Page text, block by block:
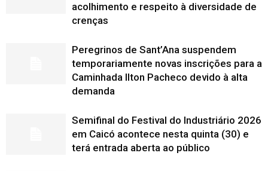
acolhimento e respeito à diversidade de
crenças
Peregrinos de Sant’Ana suspendem
temporariamente novas inscrições para a
Caminhada Ilton Pacheco devido à alta
demanda
Semifinal do Festival do Industriário 2026
em Caicó acontece nesta quinta (30) e
terá entrada aberta ao público